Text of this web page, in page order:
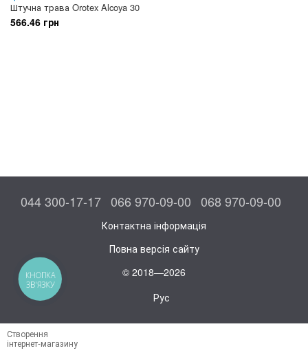
Штучна трава Orotex Alcoya 30
566.46 грн
044 300-17-17 066 970-09-00 068 970-09-00
Контактна інформація
Повна версія сайту
© 2018—2026
Рус
Створення
інтернет-магазину
КНОПКА
ЗВ'ЯЗКУ